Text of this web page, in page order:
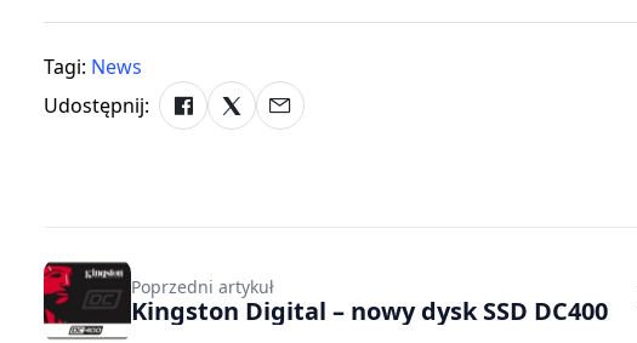
Tagi: News
Udostępnij:
Poprzedni artykuł
Kingston Digital – nowy dysk SSD DC400